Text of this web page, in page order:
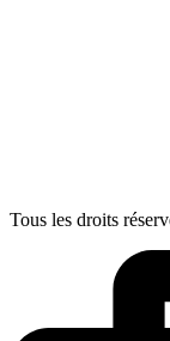
Tous les droits